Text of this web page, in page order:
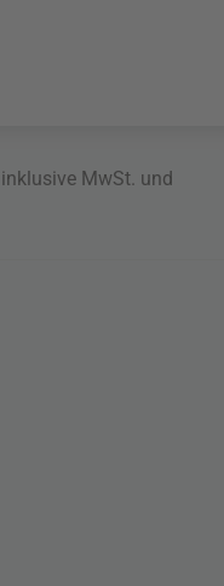
MwSt. und